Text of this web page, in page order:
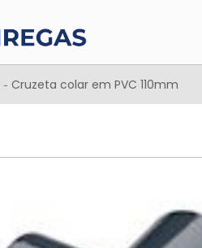
- Cruzeta colar em PVC 110mm